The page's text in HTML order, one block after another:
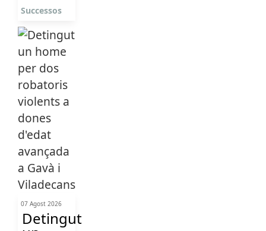
Successos
07 Agost 2026
Detingut